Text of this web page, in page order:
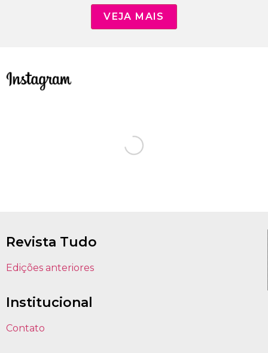
VEJA MAIS
Revista Tudo
Edições anteriores
Institucional
Contato